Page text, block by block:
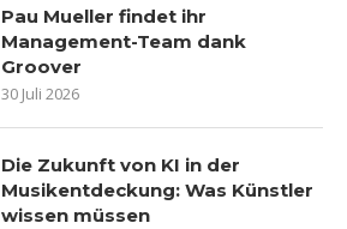
Pau Mueller findet ihr
Management-Team dank
Groover
30 Juli 2026
Die Zukunft von KI in der
Musikentdeckung: Was Künstler
wissen müssen